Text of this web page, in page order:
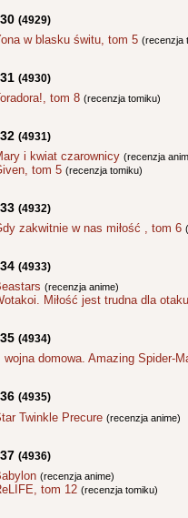
(4929)
w blasku świtu, tom 5 (recenzja
(4930)
tom 8 (recenzja tomiku)
(4931)
i kwiat czarownicy (recenzja
tom 5 (recenzja tomiku)
(4932)
zakwitnie w nas miłość , tom 6
(4933)
(recenzja anime)
Miłość jest trudna dla
(4934)
II wojna domowa. Amazing Spider-
(4935)
Twinkle Precure (recenzja anime)
(4936)
(recenzja anime)
tom 12 (recenzja tomiku)